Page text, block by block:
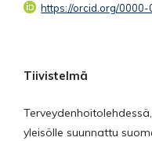
https://orcid.org/
Tiivistelmä
yleisölle suunnattu